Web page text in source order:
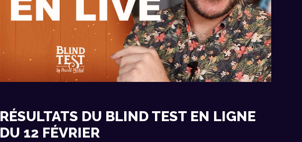
RÉSULTATS DU BLIND TEST EN LIGNE
DU 12 FÉVRIER